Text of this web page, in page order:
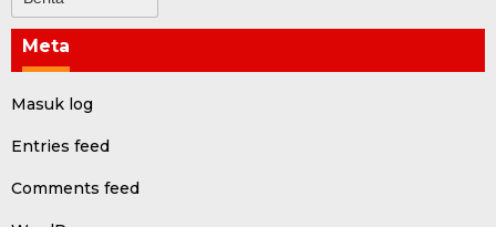
Meta
Masuk log
Entries feed
Comments feed